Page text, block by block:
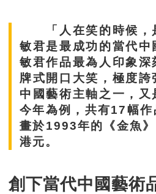
「人在笑的時候，
敏君是最成功的當代中
敏君作品最為人印象深
牌式開口大笑，極度
中國藝術主軸之一，又
今年為例，共有17幅作
畫於1993年的《金魚
港元。
創下當代中國藝術